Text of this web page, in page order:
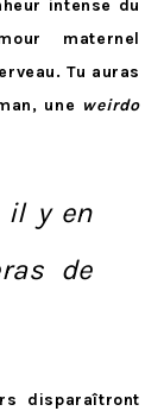
intense du
maternel
Tu auras
une weirdo
il y en
de
disparaîtront